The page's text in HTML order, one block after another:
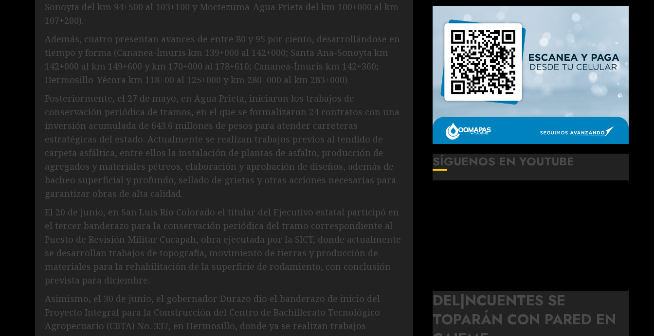
Sonoyta del km 94+500 al 103+100 y Moctezuma-Agua Prieta del km 100+000 al km
107+200).
Además, cuatro presentan avances de entre 80 y 95 por ciento, desarrollándose en
tiempo y forma (Cananea-Ímuris km 139+000 al 142+000; Santa Ana-Sonoyta km
142+000 al km 149+600 y km 170+000 al 178+610; Cananea-Ímuris km 142+360;
Hermosillo-Yécora km 118+00 al 125+000 y km 280+000 al km 283+000).
Posteriormente, el 27 de mayo, en Agua Prieta, iniciaron los trabajos de
conservación periódica de tramos, en el que se formalizaron 24 contratos con una
inversión acumulada de 643.6 millones de pesos para atender carreteras
estratégicas del estado. Actualmente se realizan trabajos previos al tendido de
carpeta asfáltica, entre ellos la instalación de plantas de asfalto, producción de
agregados y materiales pétreos, elaboración y aprobación de diseños, además de
bacheo superficial y profundo, sellado de grietas y otras acciones necesarias para
garantizar obras de alta calidad.
El 20 de junio, en San Luis Río Colorado el titular del Ejecutivo estatal participó en
el tercer banderazo para la conservación periódica del tramo correspondiente al
Puesto de Revisión Militar Cucapah, obra ejecutada por la SICT, donde actualmente
se desarrollan trabajos de topografía, movimiento de tierras y producción de
materiales para la rehabilitación de la superficie de rodamiento, con conclusión
prevista para diciembre.
Asimismo, el 30 de junio, el gobernador Durazo dio el banderazo de inicio del
Proyecto Integral para la Construcción del Centro de Bachillerato Tecnológico
Agropecuario (CBTA) No. 337, en Hermosillo, donde ya se realizan trabajos
SÍGUENOS EN YOUTUBE
DEL|NCUENTES SE
TOPARÁN CON PARED EN